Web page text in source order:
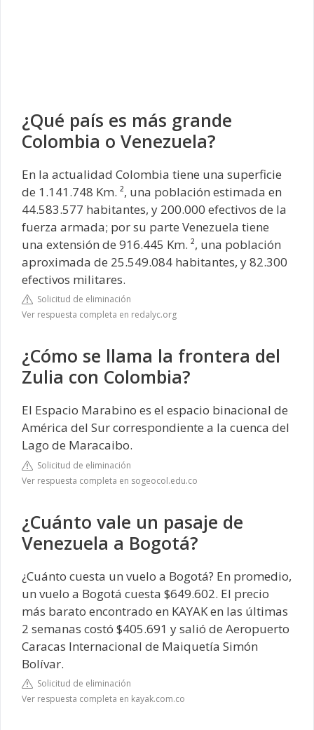
¿Qué país es más grande
Colombia o Venezuela?
En la actualidad Colombia tiene una superficie
de 1.141.748 Km. ², una población estimada en
44.583.577 habitantes, y 200.000 efectivos de la
fuerza armada; por su parte Venezuela tiene
una extensión de 916.445 Km. ², una población
aproximada de 25.549.084 habitantes, y 82.300
efectivos militares.
Solicitud de eliminación
Ver respuesta completa en redalyc.org
¿Cómo se llama la frontera del
Zulia con Colombia?
El Espacio Marabino es el espacio binacional de
América del Sur correspondiente a la cuenca del
Lago de Maracaibo.
Solicitud de eliminación
Ver respuesta completa en sogeocol.edu.co
¿Cuánto vale un pasaje de
Venezuela a Bogotá?
¿Cuánto cuesta un vuelo a Bogotá? En promedio,
un vuelo a Bogotá cuesta $649.602. El precio
más barato encontrado en KAYAK en las últimas
2 semanas costó $405.691 y salió de Aeropuerto
Caracas Internacional de Maiquetía Simón
Bolívar.
Solicitud de eliminación
Ver respuesta completa en kayak.com.co